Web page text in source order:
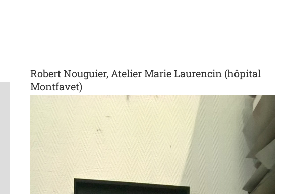
Robert Nouguier, Atelier Marie Laurencin (hôpital
Montfavet)
Photo